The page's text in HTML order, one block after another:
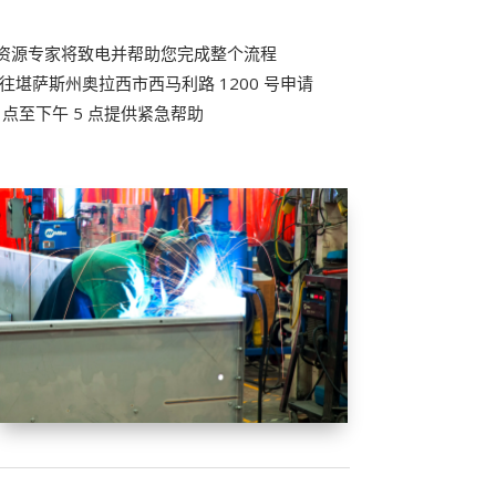
源专家将致电并帮助您完成整个流程
堪萨斯州奥拉西市西马利路 1200 号申请
至下午 5 点提供紧急帮助